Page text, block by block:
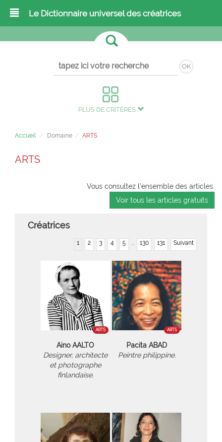
Le Dictionnaire universel des créatrices
OK
PLUS DE CRITÈRES
Accueil Domaine ARTS
ARTS
Vous consultez l'ensemble des articles.
Voir tous les articles gratuits
Créatrices
1 2 3 4 5 ... 130 131 Suivant
ARTS
Aino AALTO
Designer, architecte
et photographe
finlandaise.
ARTS
Pacita ABAD
Peintre philippine.